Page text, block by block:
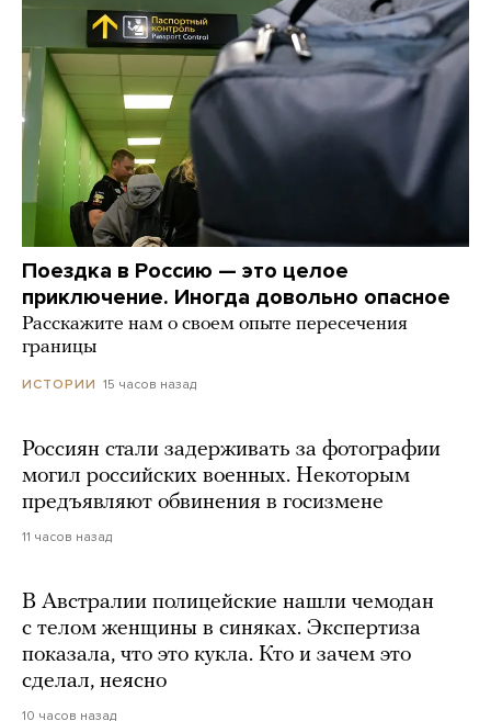
Поездка в Россию — это целое
приключение. Иногда довольно опасное
Расскажите нам о своем опыте пересечения
границы
ИСТОРИИ 15 часов назад
Россиян стали задерживать за фотографии
могил российских военных. Некоторым
предъявляют обвинения в госизмене
11 часов назад
В Австралии полицейские нашли чемодан
с телом женщины в синяках. Экспертиза
показала, что это кукла. Кто и зачем это
сделал, неясно
10 часов назад